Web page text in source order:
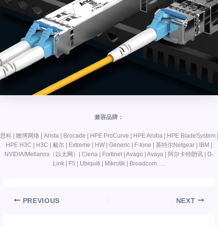
兼容品牌：
思科 | 瞻博网络 | Arista | Brocade | HPE ProCurve | HPE Aruba | HPE BladeSystem |
HPE H3C | H3C | 戴尔 | Extreme | HW | Generic | F-tone | 英特尔Netgear | IBM |
NVIDIA/Mellanox（以太网）| Ciena | Fortinet | Avago | Avaya | 阿尔卡特朗讯 | D-
Link | F5 | Ubiquiti | Mikrotik | Broadcom…..
PREVIOUS NEXT